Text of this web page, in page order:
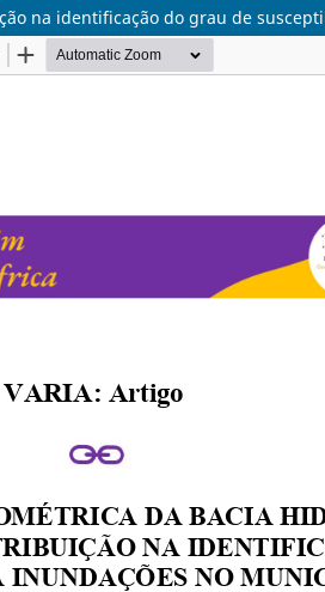
na identificação do grau de